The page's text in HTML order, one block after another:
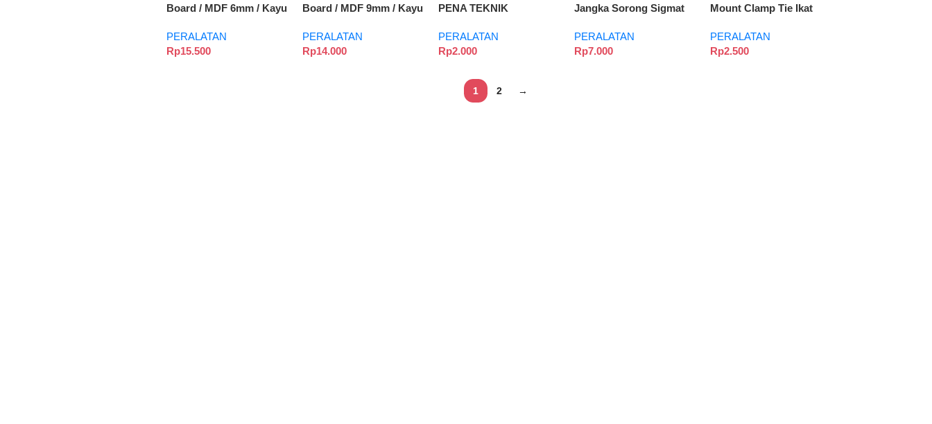
Board / MDF 6mm / Kayu
PERALATAN
Rp15.500
Board / MDF 9mm / Kayu
PERALATAN
Rp14.000
PENA TEKNIK
PERALATAN
Rp2.000
Jangka Sorong Sigmat
PERALATAN
Rp7.000
Mount Clamp Tie Ikat
Klem
PERALATAN
Rp2.500
1 2 →